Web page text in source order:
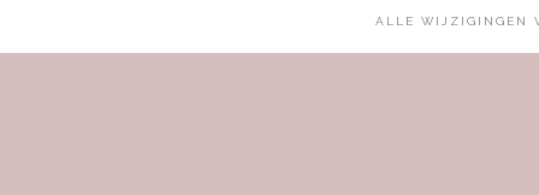
ALLE WIJZIGINGEN